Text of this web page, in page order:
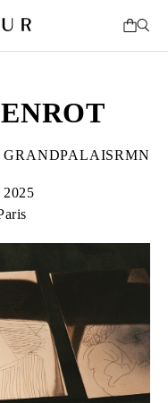
GRANDPALAISRMN